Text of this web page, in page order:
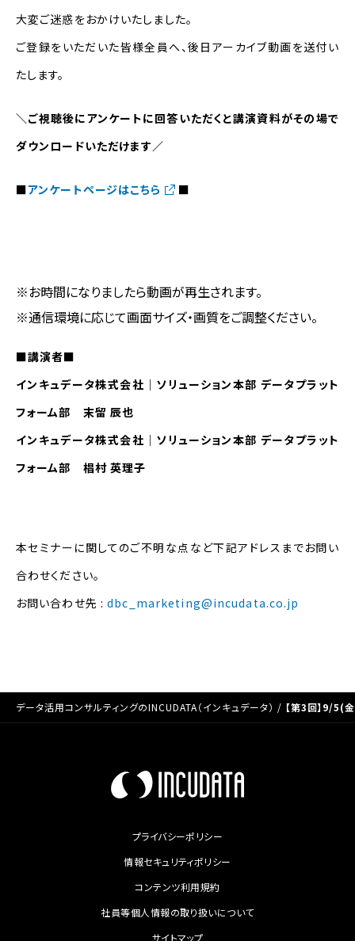
大変ご迷惑をおかけいたしました。
ご登録をいただいた皆様全員へ、後日アーカイブ動画を送付い
たします。
＼ご視聴後にアンケートに回答いただくと講演資料がその場で
ダウンロードいただけます／
■アンケートページはこちら ■
※お時間になりましたら動画が再生されます。
※通信環境に応じて画面サイズ・画質をご調整ください。
■講演者■
インキュデータ株式会社｜ソリューション本部 データプラット
フォーム部 末留 辰也
インキュデータ株式会社｜ソリューション本部 データプラット
フォーム部 椙村 英理子
本セミナーに関してのご不明な点など下記アドレスまでお問い
合わせください。
お問い合わせ先 :dbc_marketing@incudata.co.jp
データ活用コンサルティングのINCUDATA（インキュデータ） / 【第3回】9/5(
プライバシーポリシー
情報セキュリティポリシー
コンテンツ利用規約
社員等個人情報の取り扱いについて
サイトマップ